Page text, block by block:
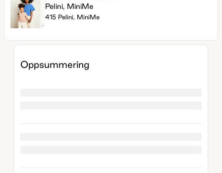
Pelini, MiniMe
415 Pelini, MiniMe
Oppsummering